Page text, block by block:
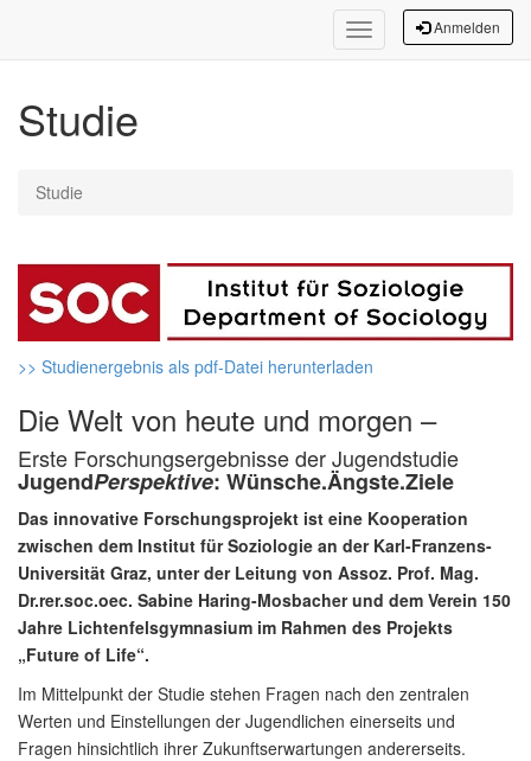
Anmelden
Toggle
Navigation
Studie
Studie
>> Studienergebnis als pdf-Datei herunterladen
Die Welt von heute und morgen –
Erste Forschungsergebnisse der Jugendstudie
JugendPerspektive: Wünsche.Ängste.Ziele
Das innovative Forschungsprojekt ist eine Kooperation
zwischen dem Institut für Soziologie an der Karl-Franzens-
Universität Graz, unter der Leitung von Assoz. Prof. Mag.
Dr.rer.soc.oec. Sabine Haring-Mosbacher und dem Verein 150
Jahre Lichtenfelsgymnasium im Rahmen des Projekts
„Future of Life“.
Im Mittelpunkt der Studie stehen Fragen nach den zentralen
Werten und Einstellungen der Jugendlichen einerseits und
Fragen hinsichtlich ihrer Zukunftserwartungen andererseits.